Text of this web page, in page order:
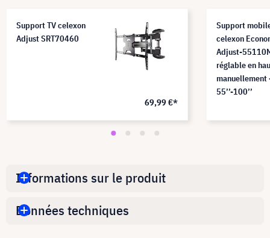
Support TV celexon
Adjust SRT70460
69,99 €*
Support
celexon
Adjust-
réglable en
manuellement
55’’-100’’
Informations sur le produit
Données techniques